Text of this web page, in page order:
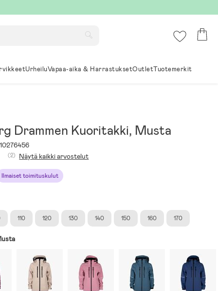
UrheiluVapaa-aika & HarrastuksetOutletTuotemerkit
Drammen Kuoritakki, Musta
10276456
Ilmaiset toimituskulut
(2) Näytä kaikki arvostelut
110 120 130 140 150 160 170